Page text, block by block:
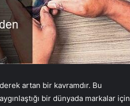
artan bir kavramdır. Bu
bir dünyada markalar için